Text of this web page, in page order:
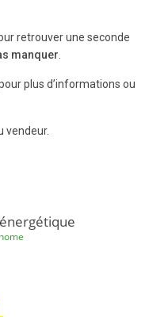
retrouver une seconde
manquer
plus d’informations ou
vendeur.